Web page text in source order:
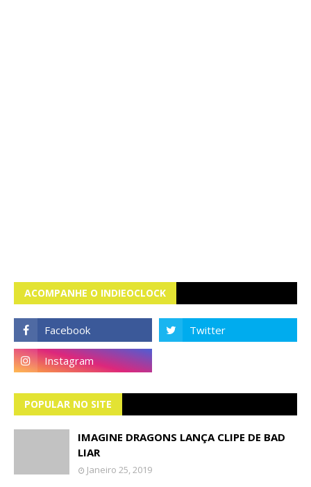
ACOMPANHE O INDIEOCLOCK
POPULAR NO SITE
IMAGINE DRAGONS LANÇA CLIPE DE BAD
LIAR
Janeiro 25, 2019